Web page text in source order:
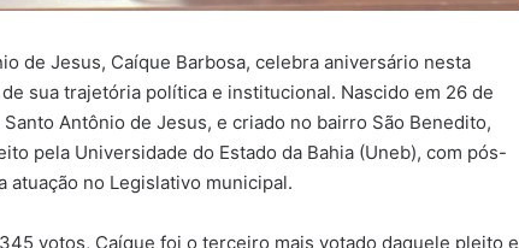
de Jesus, Caíque Barbosa, celebra aniversário nesta
sua trajetória política e institucional. Nascido em 26 de
Antônio de Jesus, e criado no bairro São Benedito,
pela Universidade do Estado da Bahia (Uneb), com pós-
atuação no Legislativo municipal.
votos, Caíque foi o terceiro mais votado daquele pleito e